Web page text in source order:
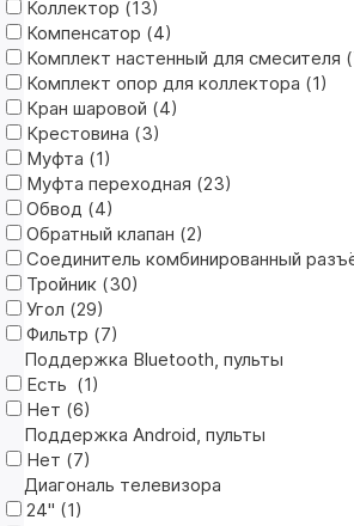
Коллектор (13)
Компенсатор (4)
Комплект настенный для смесителя (
Комплект опор для коллектора (1)
Кран шаровой (4)
Крестовина (3)
Муфта (1)
Муфта переходная (23)
Обвод (4)
Обратный клапан (2)
Соединитель комбинированный
Тройник (30)
Угол (29)
Фильтр (7)
Поддержка Bluetooth, пульты
Есть (1)
Нет (6)
Поддержка Android, пульты
Нет (7)
Диагональ телевизора
24" (1)